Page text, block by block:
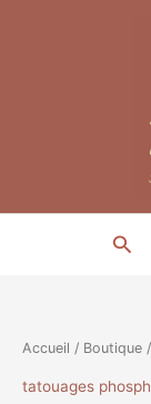
Accueil / Boutique
tatouages